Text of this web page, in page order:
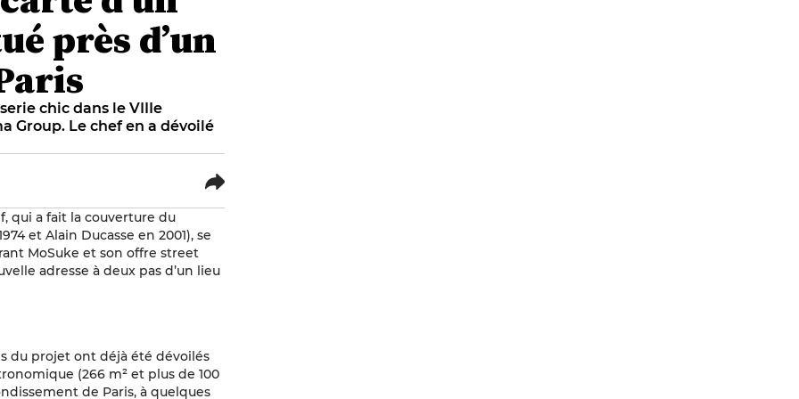
près d’un
chic dans le VIIIe
Group. Le chef en a dévoilé
qui a fait la couverture du
et Alain Ducasse en 2001), se
MoSuke et son offre street
adresse à deux pas d’un lieu
du projet ont déjà été dévoilés
(266 m² et plus de 100
de Paris, à quelques